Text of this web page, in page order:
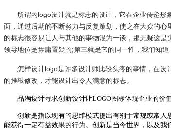
所谓的logo设计就是标志的设计，它在企业传递形
面，通过后期的不断努力与反复策划，使之在大众的心
的标志很容易让人与其他的事物混为一谈，那无疑这是
领导地位是毋庸置疑的;第三就是它的同一性，我们知
怎样设计logo是许多设计师比较头疼的事情，在设
的推敲修改，才能设计出令人满意的标志。
品淘设计寻求创新设计让LOGO图标体现企业的价
创新是指以现有的思维模式提出有别于常规或常
能获得一定有益效果的行为。创新是当今世界，以及我